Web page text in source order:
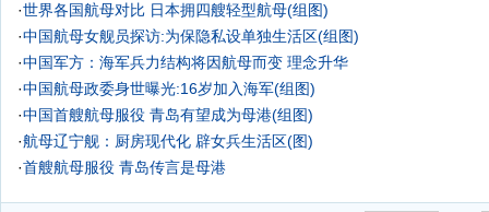
·世界各国航母对比 日本拥四艘轻型航母(组图)
·中国航母女舰员探访:为保隐私设单独生活区(组图)
·中国军方：海军兵力结构将因航母而变 理念升华
·中国航母政委身世曝光:16岁加入海军(组图)
·中国首艘航母服役 青岛有望成为母港(组图)
·航母辽宁舰：厨房现代化 辟女兵生活区(图)
·首艘航母服役 青岛传言是母港